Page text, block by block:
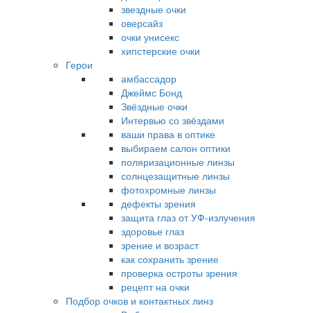
звездные очки
оверсайз
очки унисекс
хипстерские очки
Герои
амбассадор
Джеймс Бонд
Звёздные очки
Интервью со звёздами
ваши права в оптике
выбираем салон оптики
поляризационные линзы
солнцезащитные линзы
фотохромные линзы
дефекты зрения
защита глаз от УФ-излучения
здоровье глаз
зрение и возраст
как сохранить зрение
проверка остроты зрения
рецепт на очки
Подбор очков и контактных линз